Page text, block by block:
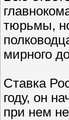
тюрьмы,
мирного
Ставка
году, он
при нем